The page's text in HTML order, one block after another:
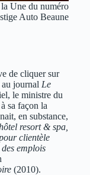
Une du numéro
Auto Beaune
de cliquer sur
journal Le
le ministre du
sa façon la
en substance,
resort & spa,
clientèle
emplois
(2010).